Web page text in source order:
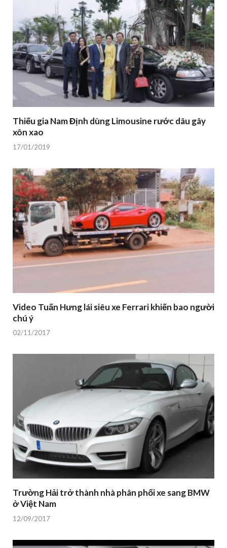
Thiếu gia Nam Định dùng Limousine rước dâu gây
xôn xao
17/01/2019
Video Tuấn Hưng lái siêu xe Ferrari khiến bao người
chú ý
02/11/2017
Trường Hải trở thành nhà phân phối xe sang BMW
ở Việt Nam
12/09/2017